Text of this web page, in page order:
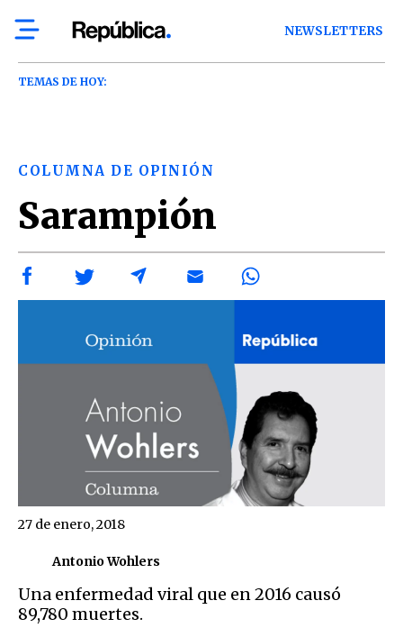
NEWSLETTERS
TEMAS DE HOY:
COLUMNA DE OPINIÓN
Sarampión
Antonio Wohlers
27 de enero, 2018
Una enfermedad viral que en 2016 causó
89,780 muertes.